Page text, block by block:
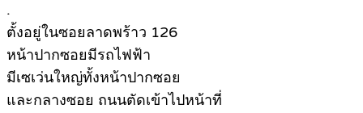
.
ตั้งอยู่ในซอยลาดพร้าว 126
หน้าปากซอยมีรถไฟฟ้า
มีเซเว่นใหญ่ทั้งหน้าปากซอย
และกลางซอย ถนนตัดเข้าไปหน้าที่